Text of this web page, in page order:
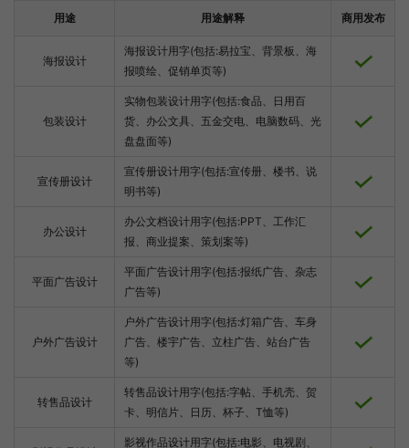
用途 用途解释 商用发布
海报设计
海报设计用字(包括:易拉宝、背景板、海
报喷绘、促销单页等)
包装设计
实物包装设计用字(包括:食品、日用百
货、办公文具、五金交电、电脑数码、光
盘盘面等)
宣传册设计
宣传册设计用字(包括:宣传册、楼书、说
明书等)
办公设计
办公文档设计用字(包括:PPT、工作汇
报、商业提案、策划案等)
平面广告设计
平面广告设计用字(包括:报纸广告、杂志
广告等)
户外广告设计
户外广告设计用字(包括:灯箱广告、车身
广告、楼宇广告、立柱广告、站台广告
等)
转售品设计
转售品设计用字(包括:字帖、手机壳、贺
卡、明信片、日历、杯子、T恤等)
影视作品设计用字(包括:电影、电视剧、